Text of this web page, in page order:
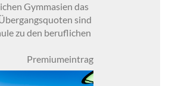
Gymmasien das
sind
zu den beruflichen
Premiumeintrag